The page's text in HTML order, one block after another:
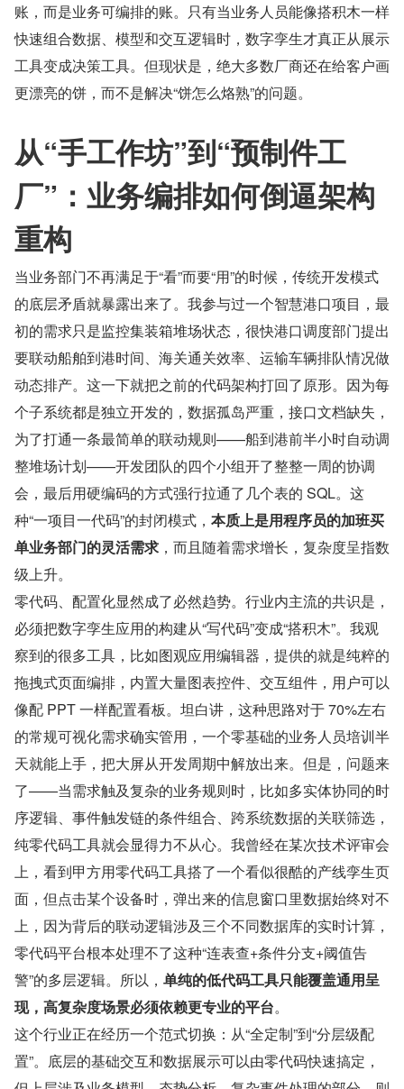
账，而是业务可编排的账。只有当业务人员能像搭积木一样
快速组合数据、模型和交互逻辑时，数字孪生才真正从展示
工具变成决策工具。但现状是，绝大多数厂商还在给客户画
更漂亮的饼，而不是解决“饼怎么烙熟”的问题。
从“手工作坊”到“预制件工
厂”：业务编排如何倒逼架构
重构
当业务部门不再满足于“看”而要“用”的时候，传统开发模式
的底层矛盾就暴露出来了。我参与过一个智慧港口项目，最
初的需求只是监控集装箱堆场状态，很快港口调度部门提出
要联动船舶到港时间、海关通关效率、运输车辆排队情况做
动态排产。这一下就把之前的代码架构打回了原形。因为每
个子系统都是独立开发的，数据孤岛严重，接口文档缺失，
为了打通一条最简单的联动规则——船到港前半小时自动调
整堆场计划——开发团队的四个小组开了整整一周的协调
会，最后用硬编码的方式强行拉通了几个表的 SQL。这
种“一项目一代码”的封闭模式， 本质上是用程序员的加班买
单业务部门的灵活需求 ，而且随着需求增长，复杂度呈指数
级上升。
零代码、配置化显然成了必然趋势。行业内主流的共识是，
必须把数字孪生应用的构建从“写代码”变成“搭积木”。我观
察到的很多工具，比如图观应用编辑器，提供的就是纯粹的
拖拽式页面编排，内置大量图表控件、交互组件，用户可以
像配 PPT 一样配置看板。坦白讲，这种思路对于 70%左右
的常规可视化需求确实管用，一个零基础的业务人员培训半
天就能上手，把大屏从开发周期中解放出来。但是，问题来
了——当需求触及复杂的业务规则时，比如多实体协同的时
序逻辑、事件触发链的条件组合、跨系统数据的关联筛选，
纯零代码工具就会显得力不从心。我曾经在某次技术评审会
上，看到甲方用零代码工具搭了一个看似很酷的产线孪生页
面，但点击某个设备时，弹出来的信息窗口里数据始终对不
上，因为背后的联动逻辑涉及三个不同数据库的实时计算，
零代码平台根本处理不了这种“连表查+条件分支+阈值告
警”的多层逻辑。所以， 单纯的低代码工具只能覆盖通用呈
现，高复杂度场景必须依赖更专业的平台。
这个行业正在经历一个范式切换：从“全定制”到“分层级配
置”。底层的基础交互和数据展示可以由零代码快速搞定，